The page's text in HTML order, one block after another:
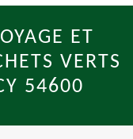
ET
VERTS
54600